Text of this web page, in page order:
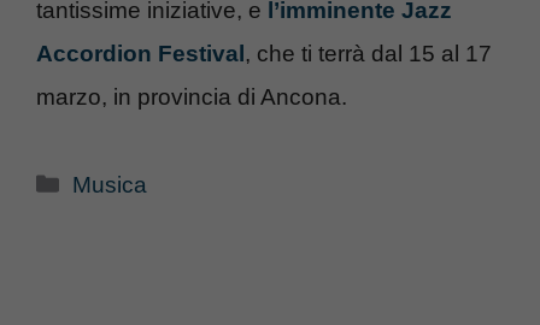
tantissime iniziative, e l’imminente Jazz
Accordion Festival, che ti terrà dal 15 al 17
marzo, in provincia di Ancona.
Categorie
Musica